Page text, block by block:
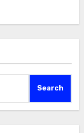
Search